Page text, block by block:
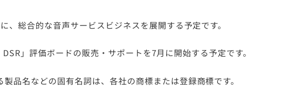
、総合的な音声サービスビジネスを展開する予定です。
」評価ボードの販売・サポートを7月に開始する予定です。
製品名などの固有名詞は、各社の商標または登録商標です。